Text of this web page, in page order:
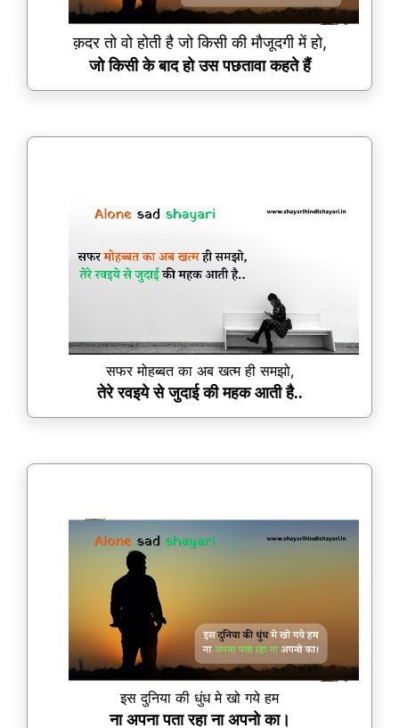
क़दर तो वो होती है जो किसी की मौजूदगी में हो,
जो किसी के बाद हो उस पछतावा कहते हैं
सफर मोहब्बत का अब खत्म ही समझो,
तेरे रवइये से जुदाई की महक आती है..
इस दुनिया की धुंध मे खो गये हम
ना अपना पता रहा ना अपनो का।